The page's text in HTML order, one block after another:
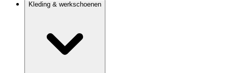
Kleding & werkschoenen